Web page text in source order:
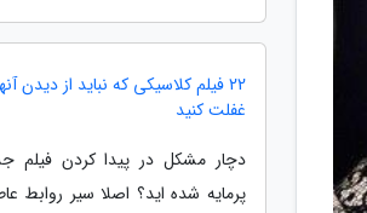
22 فیلم کلاسیکی که نباید از دیدن
غفلت کنید
دچار مشکل در پیدا کردن فیلم
پرمایه شده اید؟ اصلا سیر روابط